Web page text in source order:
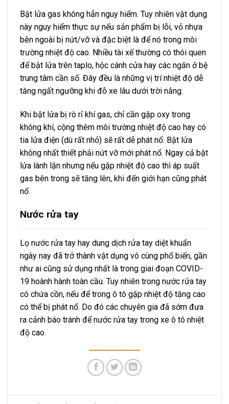
Bật lửa gas không hẳn nguy hiểm. Tuy nhiên vật dụng
này nguy hiểm thực sự nếu sản phẩm bị lỗi, vỏ nhựa
bên ngoài bị nứt/vỡ và đặc biệt là để nó trong môi
trường nhiệt độ cao. Nhiều tài xế thường có thói quen
để bật lửa trên taplo, hộc cánh cửa hay các ngăn ở bệ
trung tâm cần số. Đây đều là những vị trí nhiệt độ dễ
tăng ngất ngưỡng khi đỗ xe lâu dưới trời nắng.
Khi bật lửa bị rò rỉ khí gas, chỉ cần gặp oxy trong
không khí, cộng thêm môi trường nhiệt độ cao hay có
tia lửa điện (dù rất nhỏ) sẽ rất dễ phát nổ. Bật lửa
không nhất thiết phải nứt vỡ mới phát nổ. Ngay cả bật
lửa lành lặn nhưng nếu gặp nhiệt độ cao thì áp suất
gas bên trong sẽ tăng lên, khi đến giới hạn cũng phát
nổ.
Nước rửa tay
Lọ nước rửa tay hay dung dịch rửa tay diệt khuẩn
ngày nay đã trở thành vật dụng vô cùng phổ biến, gần
như ai cũng sử dụng nhất là trong giai đoạn COVID-
19 hoành hành toàn cầu. Tuy nhiên trong nước rửa tay
có chứa cồn, nếu để trong ô tô gặp nhiệt độ tăng cao
có thể bị phát nổ. Do đó các chuyên gia đã sớm đưa
ra cảnh báo tránh để nước rửa tay trong xe ô tô nhiệt
độ cao.